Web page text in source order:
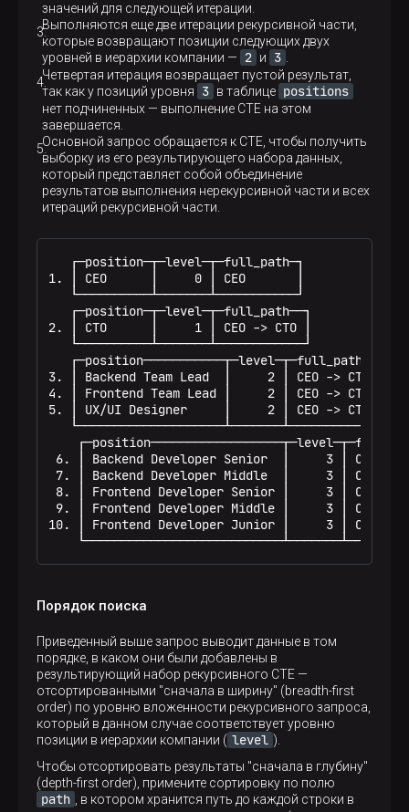
значений для следующей итерации.
Выполняются еще две итерации рекурсивной части,
которые возвращают позиции следующих двух
уровней в иерархии компании —
2 и 3
Четвертая итерация возвращает пустой результат,
так как у позиций уровня
3 в таблице positions
нет подчиненных — выполнение CTE на этом
завершается.
Основной запрос обращается к CTE, чтобы получить
выборку из его результирующего набора данных,
который представляет собой объединение
результатов выполнения нерекурсивной части и всех
итераций рекурсивной части.
   ┌─position─┬─level─┬─full_path─┐
1. │ CEO      │     0 │ CEO       │
   └──────────┴───────┴───────────┘
   ┌─position─┬─level─┬─full_path──┐
2. │ CTO      │     1 │ CEO -> CTO │
   └──────────┴───────┴────────────┘
3. │ Backend Team Lead  │     2 │ CEO -> CTO ->
4. │ Frontend Team Lead │     2 │ CEO -> CTO ->
5. │ UX/UI Designer     │     2 │ CEO -> CTO ->
6. │ Backend Developer Senior  │     3 │ CEO ->
7. │ Backend Developer Middle  │     3 │ CEO ->
8. │ Frontend Developer Senior │     3 │ CEO ->
9. │ Frontend Developer Middle │     3 │ CEO ->
10. │ Frontend Developer Junior │     3 │ CEO ->
Порядок поиска
Приведенный выше запрос выводит данные в том
порядке, в каком они были добавлены в
результирующий набор рекурсивного CTE —
отсортированными "сначала в ширину" (breadth-first
order) по уровню вложенности рекурсивного запроса,
который в данном случае соответствует уровню
позиции в иерархии компании ( level ).
Чтобы отсортировать результаты "сначала в глубину"
(depth-first order), примените сортировку по полю
path
, в котором хранится путь до каждой строки в